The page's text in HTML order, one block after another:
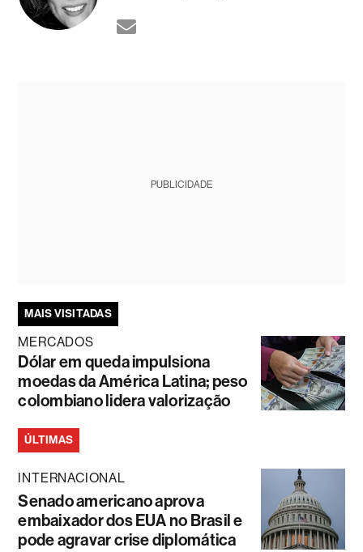
PUBLICIDADE
MAIS VISITADAS
MERCADOS
Dólar em queda impulsiona
moedas da América Latina; peso
colombiano lidera valorização
ÚLTIMAS
INTERNACIONAL
Senado americano aprova
embaixador dos EUA no Brasil e
pode agravar crise diplomática